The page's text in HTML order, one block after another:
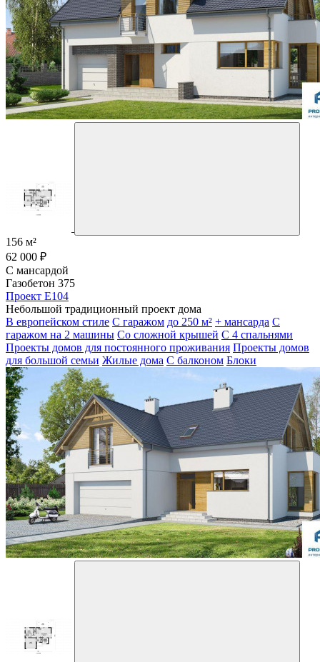
156 м²
62 000 ₽
С мансардой
Газобетон 375
Проект E104
Небольшой традиционный проект дома
В европейском стиле С гаражом до 250 м² + мансарда С
гаражом на 2 машины Со сложной крышей С 4 спальнями
Проекты домов для постоянного проживания Проекты домов
для большой семьи Жилые дома С балконом Блоки